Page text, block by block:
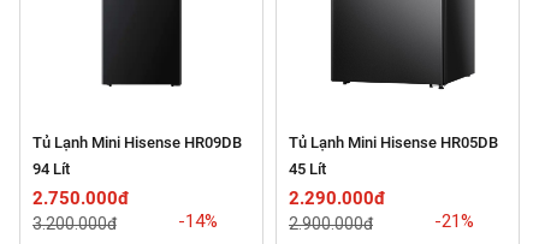
Tủ Lạnh Mini Hisense HR09DB
94 Lít
2.750.000đ
3.200.000đ -14%
Tủ Lạnh Mini Hisense HR05DB
45 Lít
2.290.000đ
2.900.000đ -21%